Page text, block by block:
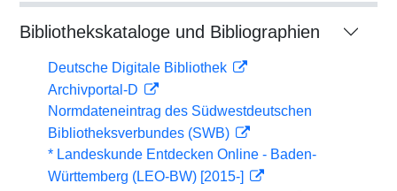
Bibliothekskataloge und Bibliographien
Deutsche Digitale Bibliothek
Archivportal-D
Normdateneintrag des Südwestdeutschen
Bibliotheksverbundes (SWB)
* Landeskunde Entdecken Online - Baden-
Württemberg (LEO-BW) [2015-]